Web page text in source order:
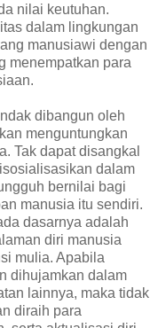
nilai keutuhan.
dalam lingkungan
manusiawi dengan
menempatkan para
dibangun oleh
menguntungkan
Tak dapat disangkal
dalam
bernilai bagi
manusia itu sendiri.
dasarnya adalah
diri manusia
mulia. Apabila
dihujamkan dalam
lainnya, maka tidak
diraih para